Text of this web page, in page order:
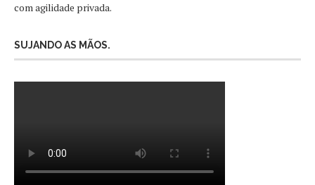
com agilidade privada.
SUJANDO AS MÃOS.